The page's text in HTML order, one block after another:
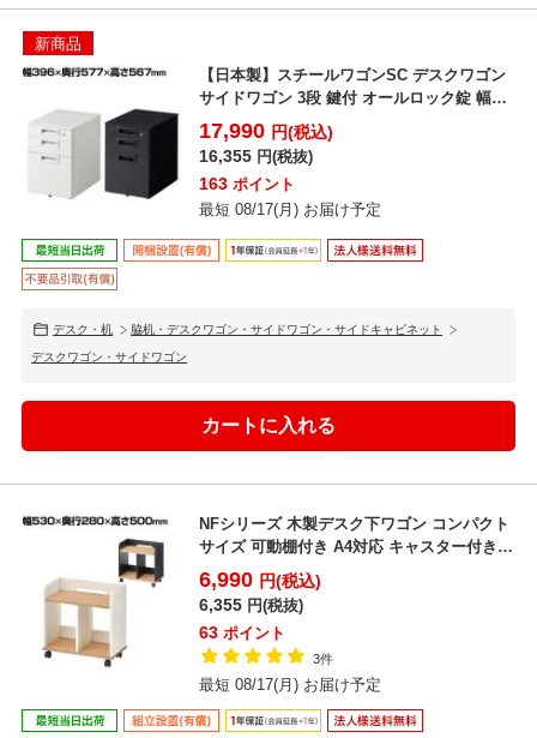
新商品
【日本製】スチールワゴンSC デスクワゴン
サイドワゴン 3段 鍵付 オールロック錠 幅
396×奥行...
17,990 円(税込)
16,355 円(税抜)
163 ポイント
最短 08/17(月) お届け予定
デスク・机 脇机・デスクワゴン・サイドワゴン・サイドキャビネット
デスクワゴン・サイドワゴン
NFシリーズ 木製デスク下ワゴン コンパクト
サイズ 可動棚付き A4対応 キャスター付き
メラミン化...
6,990 円(税込)
6,355 円(税抜)
63 ポイント
3件
最短 08/17(月) お届け予定